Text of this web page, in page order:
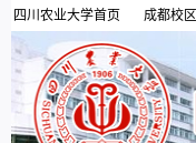
四川农业大学首页 成都校